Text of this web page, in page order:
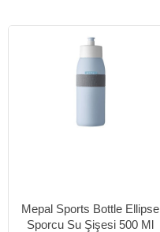
Mepal Sports Bottle Ellipse
Sporcu Su Şişesi 500 Ml